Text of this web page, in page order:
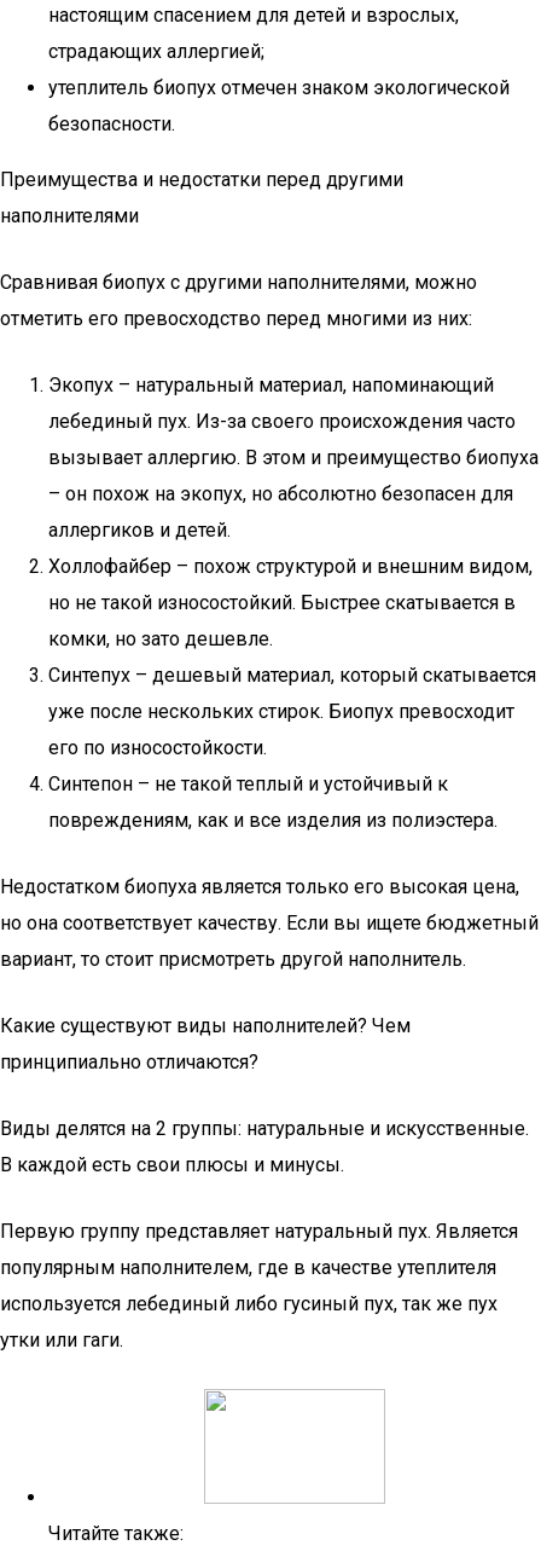
настоящим спасением для детей и взрослых,
страдающих аллергией;
утеплитель биопух отмечен знаком экологической
безопасности.
Преимущества и недостатки перед другими
наполнителями
Сравнивая биопух с другими наполнителями, можно
отметить его превосходство перед многими из них:
Экопух – натуральный материал, напоминающий
лебединый пух. Из-за своего происхождения часто
вызывает аллергию. В этом и преимущество биопуха
– он похож на экопух, но абсолютно безопасен для
аллергиков и детей.
Холлофайбер – похож структурой и внешним видом,
но не такой износостойкий. Быстрее скатывается в
комки, но зато дешевле.
Синтепух – дешевый материал, который скатывается
уже после нескольких стирок. Биопух превосходит
его по износостойкости.
Синтепон – не такой теплый и устойчивый к
повреждениям, как и все изделия из полиэстера.
Недостатком биопуха является только его высокая цена,
но она соответствует качеству. Если вы ищете бюджетный
вариант, то стоит присмотреть другой наполнитель.
Какие существуют виды наполнителей? Чем
принципиально отличаются?
Виды делятся на 2 группы: натуральные и искусственные.
В каждой есть свои плюсы и минусы.
Первую группу представляет натуральный пух. Является
популярным наполнителем, где в качестве утеплителя
используется лебединый либо гусиный пух, так же пух
утки или гаги.
Читайте также: